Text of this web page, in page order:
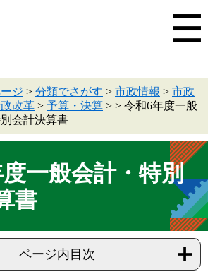
ジ > 分類でさがす > 市政情報 > 市政
改革 > 予算・決算 > > 令和6年度一般
会計決算書
一般会計・特別
書
ページ内目次